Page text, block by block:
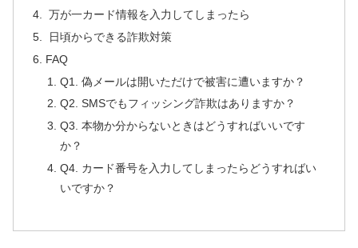
万が一カード情報を入力してしまったら
日頃からできる詐欺対策
FAQ
Q1. 偽メールは開いただけで被害に遭いますか？
Q2. SMSでもフィッシング詐欺はありますか？
Q3. 本物か分からないときはどうすればいいです
か？
Q4. カード番号を入力してしまったらどうすればい
いですか？